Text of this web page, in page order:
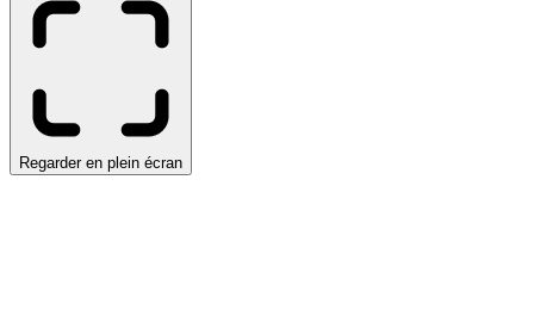
Regarder en plein écran